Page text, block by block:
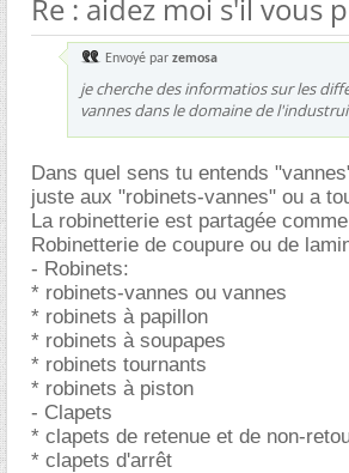
Re : aidez moi s'il vous
Envoyé par zemosa
je cherche des informatios sur les
vannes dans le domaine de
Dans quel sens tu entends
juste aux "robinets-vannes" ou a
La robinetterie est partagée
Robinetterie de coupure ou de
- Robinets:
* robinets-vannes ou vannes
* robinets à papillon
* robinets à soupapes
* robinets tournants
* robinets à piston
- Clapets
* clapets de retenue et de non-
* clapets d'arrêt